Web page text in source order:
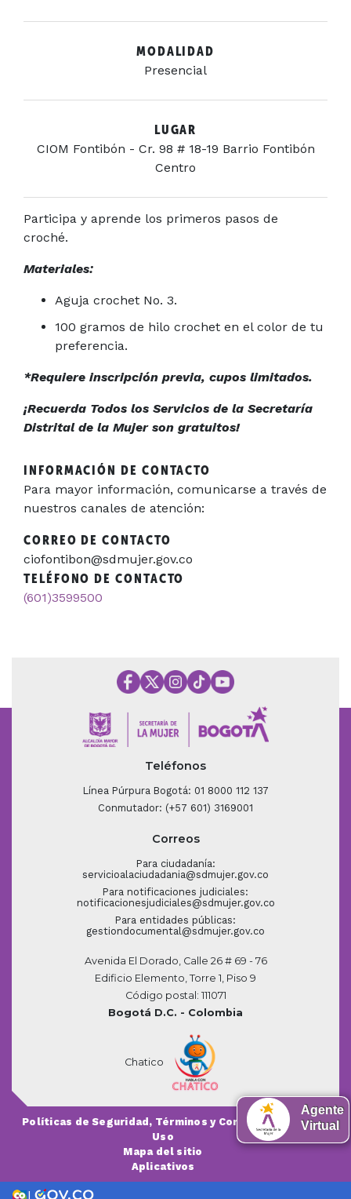
MODALIDAD
Presencial
LUGAR
CIOM Fontibón - Cr. 98 # 18-19 Barrio Fontibón
Centro
Participa y aprende los primeros pasos de
croché.
Materiales:
Aguja crochet No. 3.
100 gramos de hilo crochet en el color de tu
preferencia.
*Requiere inscripción previa, cupos limitados.
¡Recuerda Todos los Servicios de la Secretaría
Distrital de la Mujer son gratuitos!
INFORMACIÓN DE CONTACTO
Para mayor información, comunicarse a través de
nuestros canales de atención:
CORREO DE CONTACTO
ciofontibon@sdmujer.gov.co
TELÉFONO DE CONTACTO
(601)3599500
Teléfonos
Línea Púrpura Bogotá: 01 8000 112 137
Conmutador: (+57 601) 3169001
Correos
Para ciudadanía:
servicioalaciudadania@sdmujer.gov.co
Para notificaciones judiciales:
notificacionesjudiciales@sdmujer.gov.co
Para entidades públicas:
gestiondocumental@sdmujer.gov.co
Avenida El Dorado, Calle 26 # 69 - 76
Edificio Elemento, Torre 1, Piso 9
Código postal: 111071
Bogotá D.C. - Colombia
Chatico
Políticas de Seguridad, Términos y Condiciones de
Uso
Mapa del sitio
Aplicativos
|
Agente
Virtual